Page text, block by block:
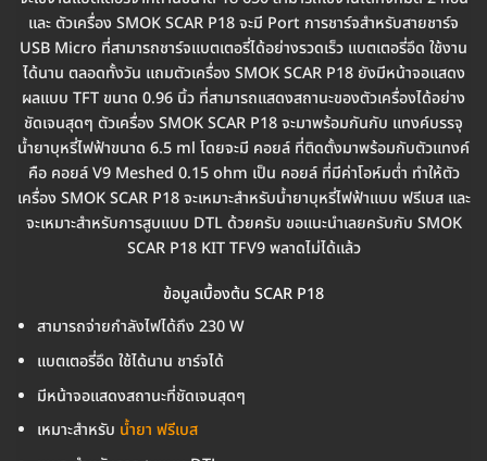
และ ตัวเครื่อง SMOK SCAR P18 จะมี Port การชาร์จสำหรับสายชาร์จ
USB Micro ที่สามารถชาร์จแบตเตอรี่ได้อย่างรวดเร็ว แบตเตอรี่อึด ใช้งาน
ได้นาน ตลอดทั้งวัน แถมตัวเครื่อง SMOK SCAR P18 ยังมีหน้าจอแสดง
ผลแบบ TFT ขนาด 0.96 นิ้ว ที่สามารถแสดงสถานะของตัวเครื่องได้อย่าง
ชัดเจนสุดๆ ตัวเครื่อง SMOK SCAR P18 จะมาพร้อมกันกับ แทงค์บรรจุ
น้ำยาบุหรี่ไฟฟ้าขนาด 6.5 ml โดยจะมี คอยล์ ที่ติดตั้งมาพร้อมกับตัวแทงค์
คือ คอยล์ V9 Meshed 0.15 ohm เป็น คอยล์ ที่มีค่าโอห์มต่ำ ทำให้ตัว
เครื่อง SMOK SCAR P18 จะเหมาะสำหรับน้ำยาบุหรี่ไฟฟ้าแบบ ฟรีเบส และ
จะเหมาะสำหรับการสูบแบบ DTL ด้วยครับ ขอแนะนำเลยครับกับ SMOK
SCAR P18 KIT TFV9 พลาดไม่ได้แล้ว
ข้อมูลเบื้องต้น SCAR P18
สามารถจ่ายกำลังไฟได้ถึง 230 W
แบตเตอรี่อึด ใช้ได้นาน ชาร์จได้
มีหน้าจอแสดงสถานะที่ชัดเจนสุดๆ
เหมาะสำหรับ น้ำยา ฟรีเบส